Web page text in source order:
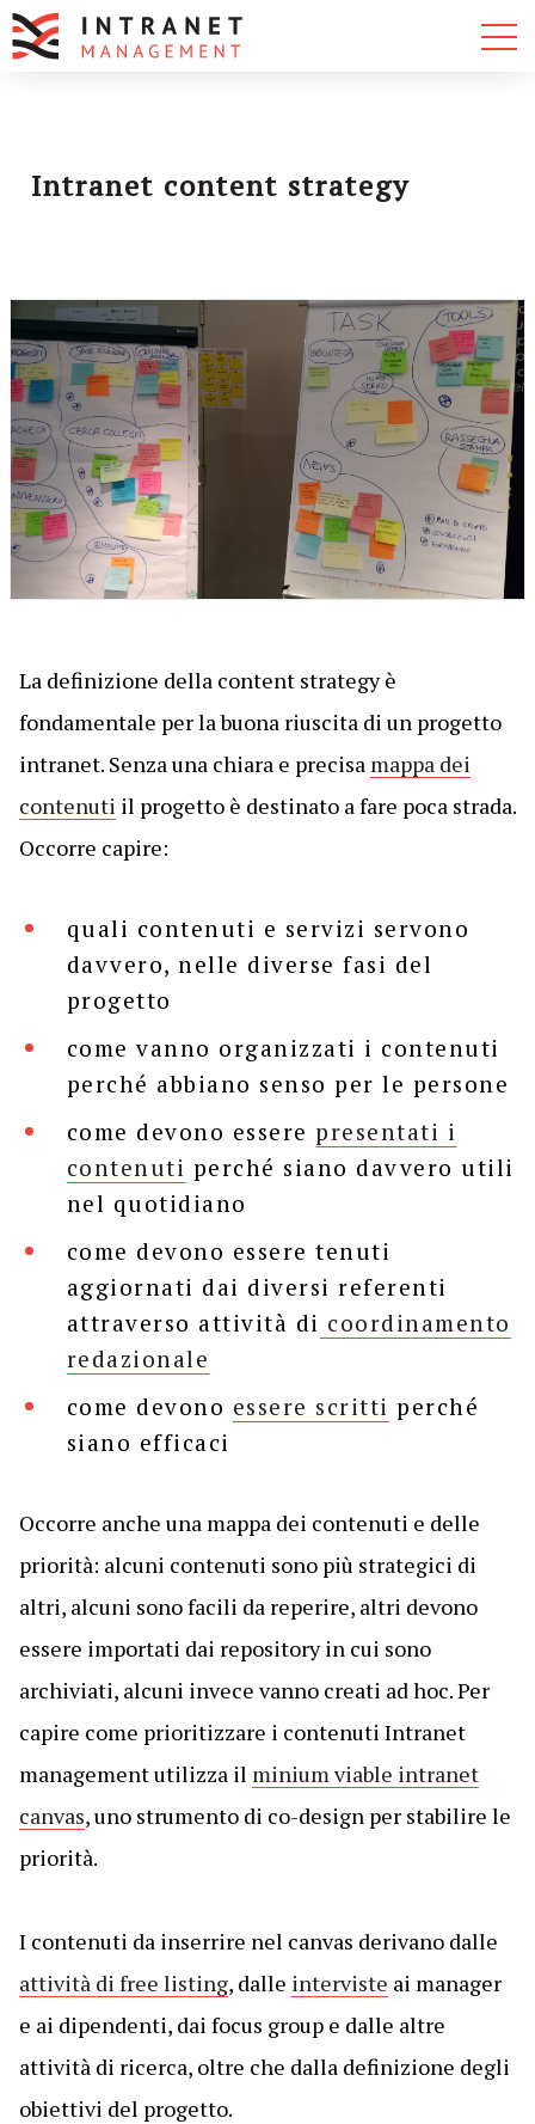
Intranet content strategy
La definizione della content strategy è
fondamentale per la buona riuscita di un progetto
intranet. Senza una chiara e precisa mappa dei
contenuti il progetto è destinato a fare poca strada.
Occorre capire:
quali contenuti e servizi servono
davvero, nelle diverse fasi del
progetto
come vanno organizzati i contenuti
perché abbiano senso per le persone
come devono essere presentati i
contenuti perché siano davvero utili
nel quotidiano
come devono essere tenuti
aggiornati dai diversi referenti
attraverso attività di coordinamento
redazionale
come devono essere scritti perché
siano efficaci
Occorre anche una mappa dei contenuti e delle
priorità: alcuni contenuti sono più strategici di
altri, alcuni sono facili da reperire, altri devono
essere importati dai repository in cui sono
archiviati, alcuni invece vanno creati ad hoc. Per
capire come prioritizzare i contenuti Intranet
management utilizza il minium viable intranet
canvas, uno strumento di co-design per stabilire le
priorità.
I contenuti da inserrire nel canvas derivano dalle
attività di free listing, dalle interviste ai manager
e ai dipendenti, dai focus group e dalle altre
attività di ricerca, oltre che dalla definizione degli
obiettivi del progetto.